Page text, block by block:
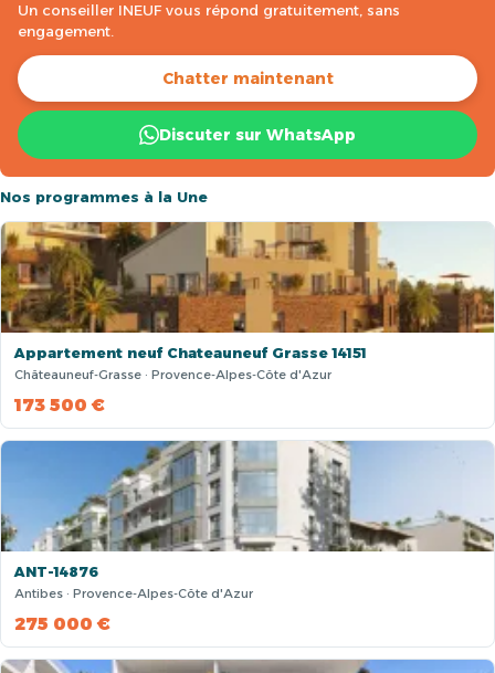
Un conseiller INEUF vous répond gratuitement, sans
engagement.
Chatter maintenant
Discuter sur WhatsApp
Nos programmes à la Une
Appartement neuf Chateauneuf Grasse 14151
Châteauneuf-Grasse · Provence-Alpes-Côte d'Azur
173 500 €
ANT-14876
Antibes · Provence-Alpes-Côte d'Azur
275 000 €